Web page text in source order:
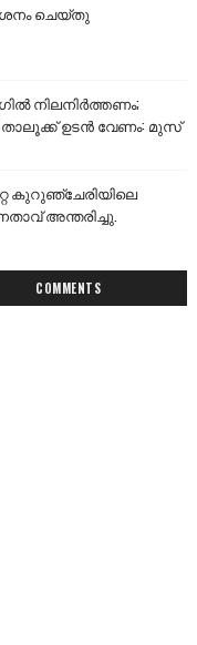
ചെയ്തു
നിലനിർത്തണം;
ഉടൻ വേണം: മുസ്
കുറുഞ്ചേരിയിലെ
അന്തരിച്ചു.
COMMENTS